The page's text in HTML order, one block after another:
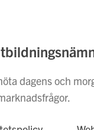
dagens och